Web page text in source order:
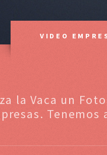
VIDEO
la Vaca un